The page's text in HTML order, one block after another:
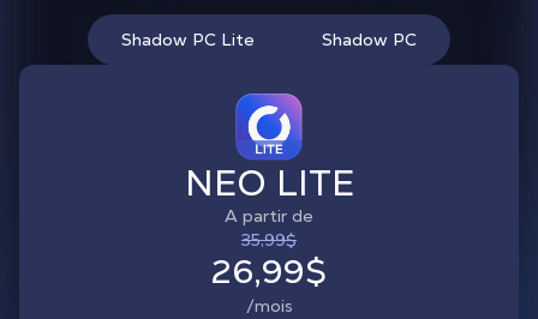
Shadow PC Lite Shadow PC
NEO LITE
A partir de
35,99$
26,99$
/mois